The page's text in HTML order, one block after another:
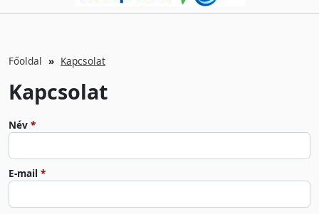
Főoldal Kapcsolat
Kapcsolat
Név
E-mail